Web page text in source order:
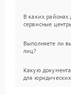
В каких районах
сервисные
Выполняете ли
лиц?
Какую
для